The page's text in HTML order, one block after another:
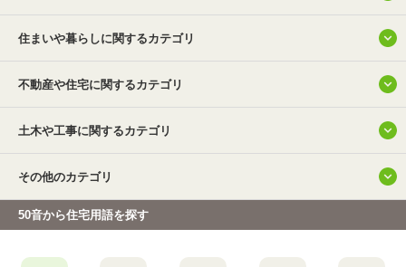
住まいや暮らしに関するカテゴリ
不動産や住宅に関するカテゴリ
土木や工事に関するカテゴリ
その他のカテゴリ
50音から住宅用語を探す